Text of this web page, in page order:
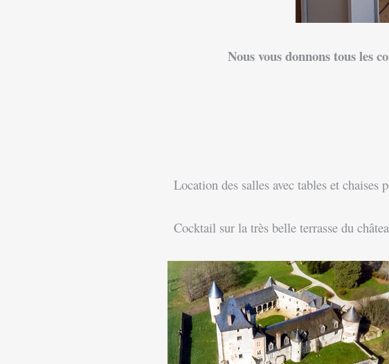
Nous vous donnons tous les
Location des salles avec tables et
Cocktail sur la très belle terrasse du